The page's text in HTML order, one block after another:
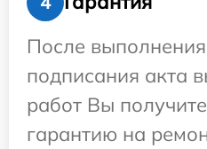
После
подписания акта
работ Вы
гарантию на